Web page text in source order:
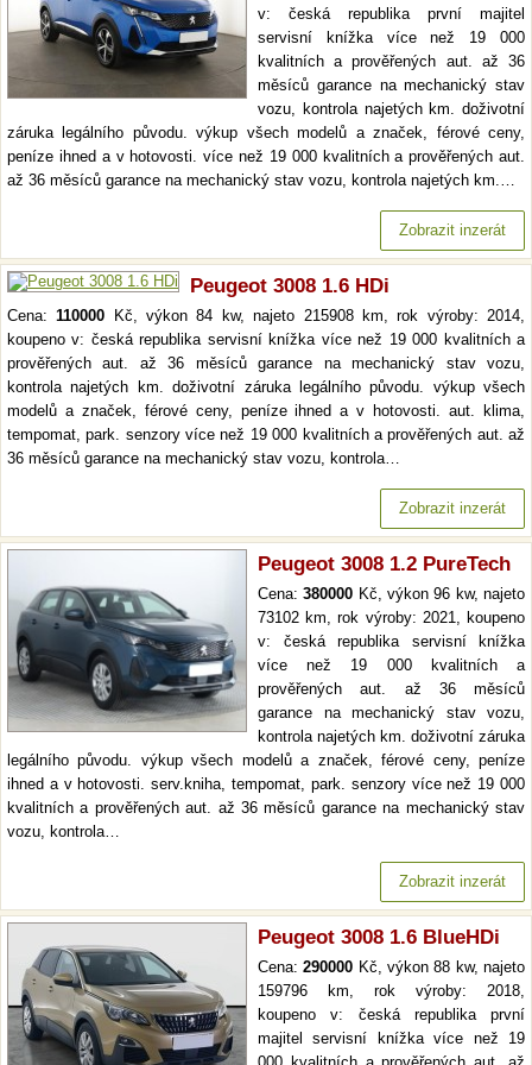
v: česká republika první majitel
servisní knížka více než 19 000
kvalitních a prověřených aut. až 36
měsíců garance na mechanický stav
vozu, kontrola najetých km. doživotní
záruka legálního původu. výkup všech modelů a značek, férové ceny,
peníze ihned a v hotovosti. více než 19 000 kvalitních a prověřených aut.
až 36 měsíců garance na mechanický stav vozu, kontrola najetých km.…
Zobrazit inzerát
Peugeot 3008 1.6 HDi
Cena:110000 Kč, výkon 84 kw, najeto 215908 km, rok výroby: 2014,
koupeno v: česká republika servisní knížka více než 19 000 kvalitních a
prověřených aut. až 36 měsíců garance na mechanický stav vozu,
kontrola najetých km. doživotní záruka legálního původu. výkup všech
modelů a značek, férové ceny, peníze ihned a v hotovosti. aut. klima,
tempomat, park. senzory více než 19 000 kvalitních a prověřených aut. až
36 měsíců garance na mechanický stav vozu, kontrola…
Zobrazit inzerát
Peugeot 3008 1.2 PureTech
Cena:380000 Kč, výkon 96 kw, najeto
73102 km, rok výroby: 2021, koupeno
v: česká republika servisní knížka
více než 19 000 kvalitních a
prověřených aut. až 36 měsíců
garance na mechanický stav vozu,
kontrola najetých km. doživotní záruka
legálního původu. výkup všech modelů a značek, férové ceny, peníze
ihned a v hotovosti. serv.kniha, tempomat, park. senzory více než 19 000
kvalitních a prověřených aut. až 36 měsíců garance na mechanický stav
vozu, kontrola…
Zobrazit inzerát
Peugeot 3008 1.6 BlueHDi
Cena:290000 Kč, výkon 88 kw, najeto
159796 km, rok výroby: 2018,
koupeno v: česká republika první
majitel servisní knížka více než 19